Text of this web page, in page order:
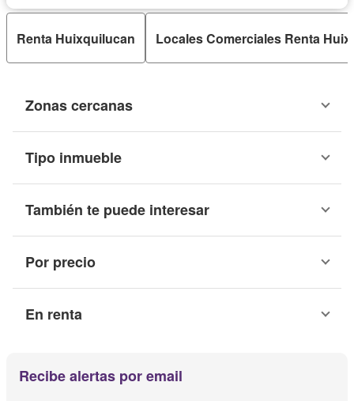
Renta Huixquilucan Locales Comerciales Renta
Zonas cercanas
Tipo inmueble
También te puede interesar
Por precio
En renta
Recibe alertas por email